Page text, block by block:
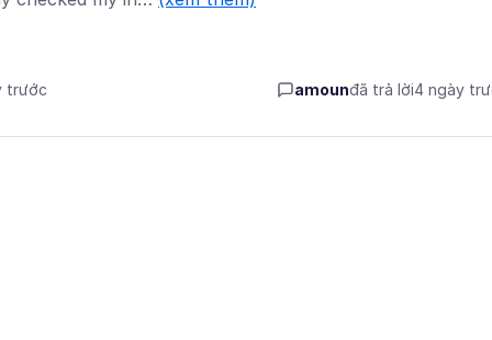
trước amounđã trả lời4 ngày